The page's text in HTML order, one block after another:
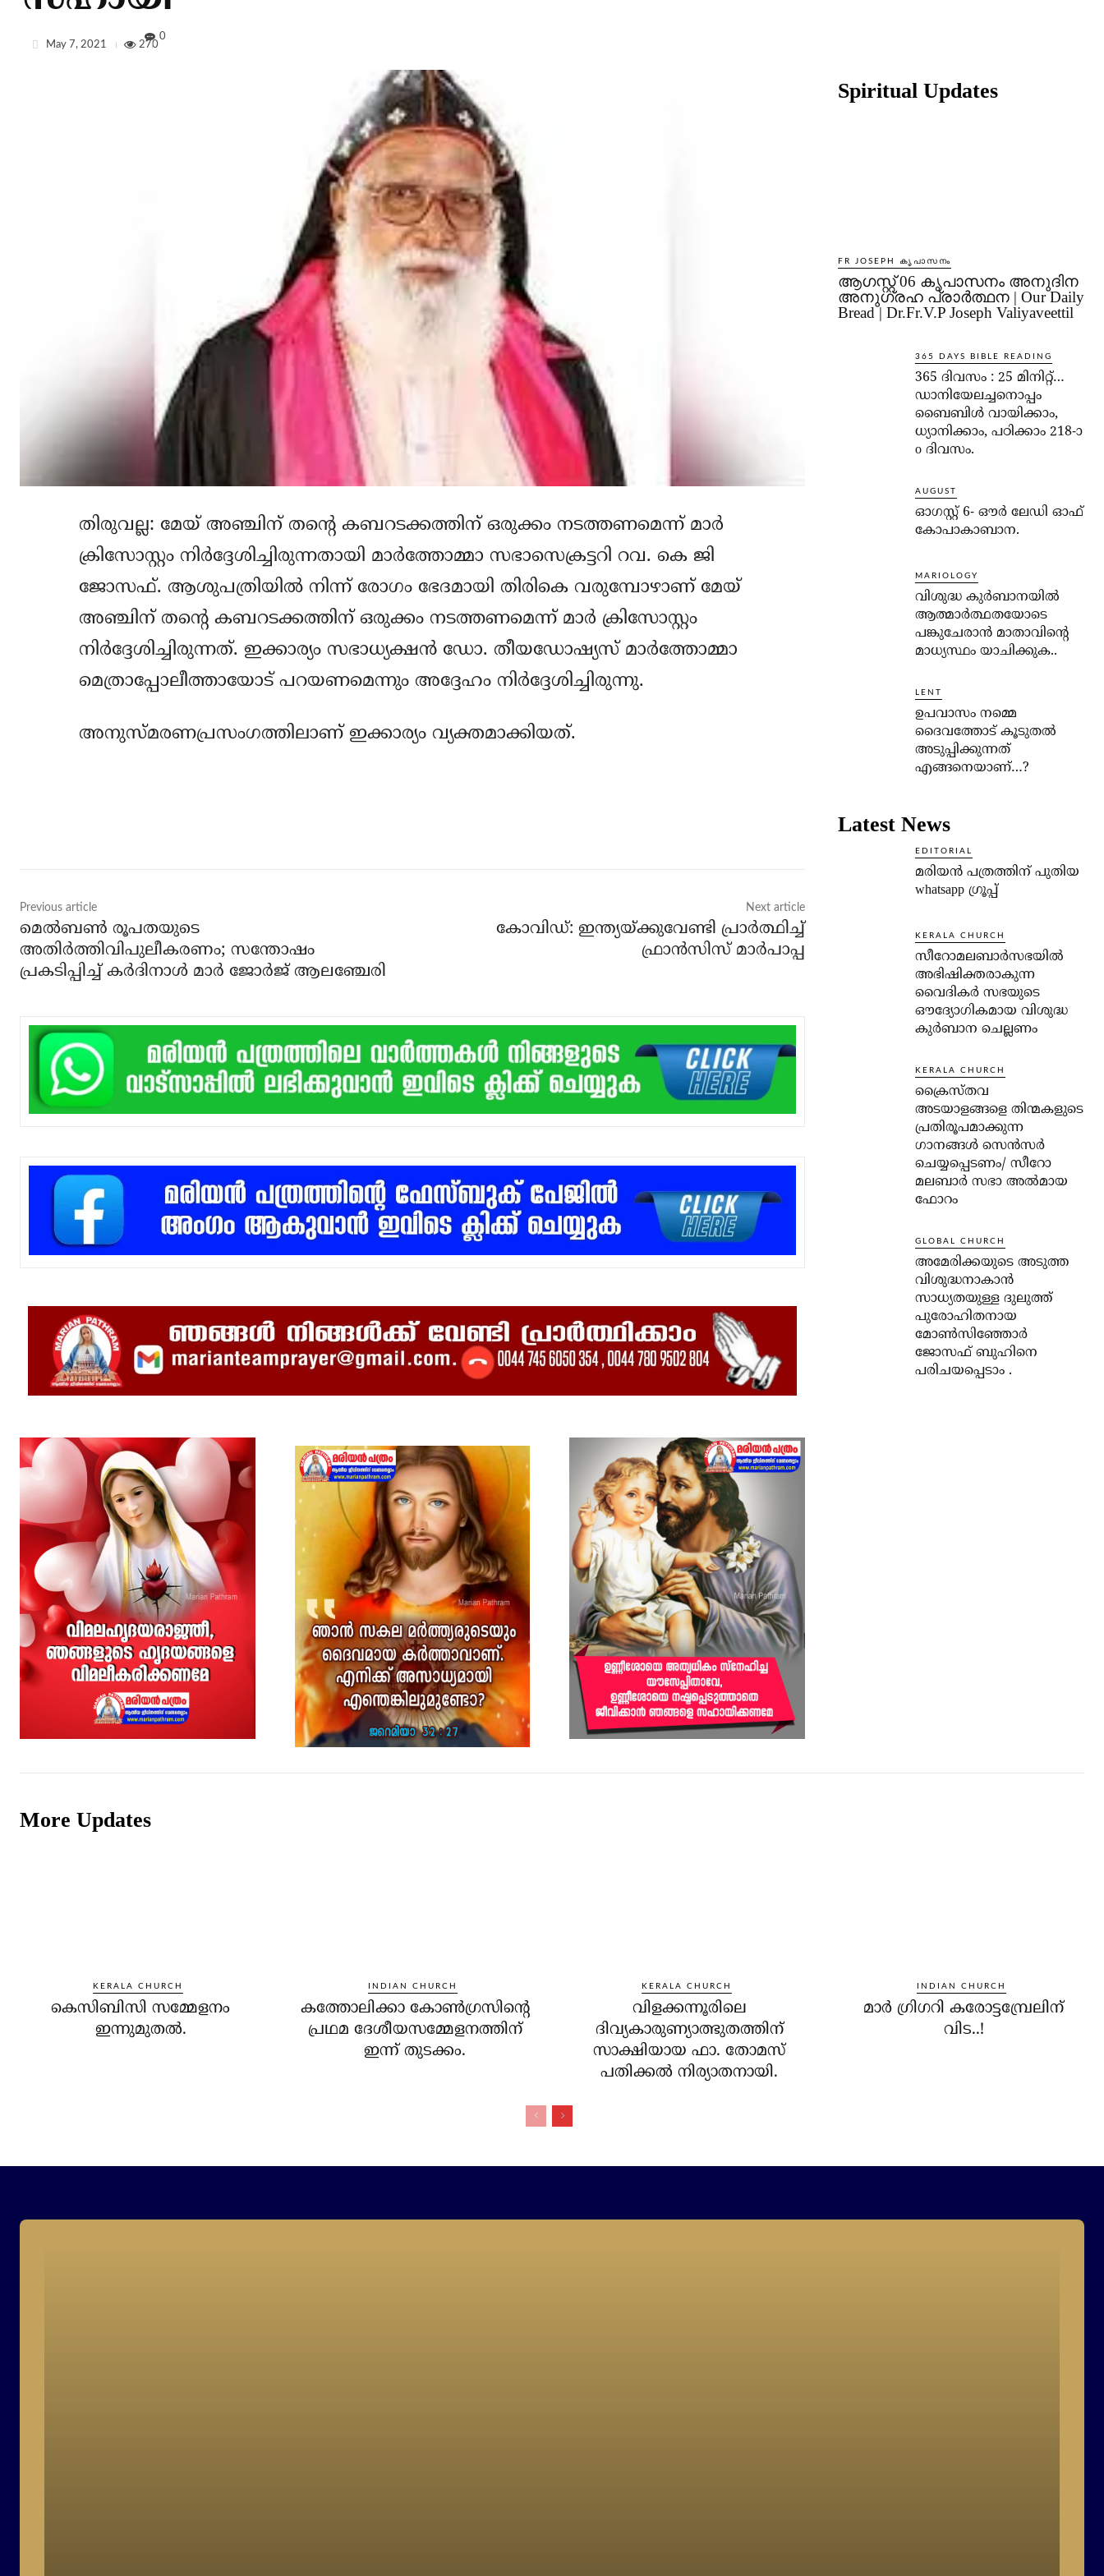
May 7, 2021 270
0
തിരുവല്ല: മേയ് അഞ്ചിന് തന്റെ കബറടക്കത്തിന് ഒരുക്കം നടത്തണമെന്ന് മാര്‍
ക്രിസോസ്റ്റം നിര്‍ദ്ദേശിച്ചിരുന്നതായി മാര്‍ത്തോമ്മാ സഭാസെക്രട്ടറി റവ. കെ ജി
ജോസഫ്. ആശുപത്രിയില്‍ നിന്ന് രോഗം ഭേദമായി തിരികെ വരുമ്പോഴാണ് മേയ്
അഞ്ചിന് തന്റെ കബറടക്കത്തിന് ഒരുക്കം നടത്തണമെന്ന് മാര്‍ ക്രിസോസ്റ്റം
നിര്‍ദ്ദേശിച്ചിരുന്നത്. ഇക്കാര്യം സഭാധ്യക്ഷന്‍ ഡോ. തീയഡോഷ്യസ് മാര്‍ത്തോമ്മാ
മെത്രാപ്പോലീത്തായോട് പറയണമെന്നും അദ്ദേഹം നിര്‍ദ്ദേശിച്ചിരുന്നു.
അനുസ്മരണപ്രസംഗത്തിലാണ് ഇക്കാര്യം വ്യക്തമാക്കിയത്.
Previous article
മെല്‍ബണ്‍ രൂപതയുടെ
അതിര്‍ത്തിവിപുലീകരണം; സന്തോഷം
പ്രകടിപ്പിച്ച് കര്‍ദിനാള്‍ മാര്‍ ജോര്‍ജ് ആലഞ്ചേരി
Next article
കോവിഡ്: ഇന്ത്യയ്ക്കുവേണ്ടി പ്രാര്‍ത്ഥിച്ച്
ഫ്രാന്‍സിസ് മാര്‍പാപ്പ
Spiritual Updates
FR JOSEPH കൃപാസനം
ആഗസ്റ്റ് 06 കൃപാസനം അനുദിന
അനുഗ്രഹ പ്രാർത്ഥന | Our Daily
Bread | Dr.Fr.V.P Joseph Valiyaveettil
365 DAYS BIBLE READING
365 ദിവസം : 25 മിനിറ്റ്…
ഡാനിയേലച്ചനൊപ്പം
ബൈബിൾ വായിക്കാം,
ധ്യാനിക്കാം, പഠിക്കാം 218-ാ
o ദിവസം.
AUGUST
ഓഗസ്റ്റ് 6- ഔര്‍ ലേഡി ഓഫ്
കോപാകാബാന.
MARIOLOGY
വിശുദ്ധ കുര്‍ബാനയില്‍
ആത്മാര്‍ത്ഥതയോടെ
പങ്കുചേരാന്‍ മാതാവിന്റെ
മാധ്യസ്ഥം യാചിക്കുക..
LENT
ഉപവാസം നമ്മെ
ദൈവത്തോട് കൂടുതല്‍
അടുപ്പിക്കുന്നത്
എങ്ങനെയാണ്…?
Latest News
EDITORIAL
മരിയൻ പത്രത്തിന് പുതിയ
whatsapp ഗ്രൂപ്പ്
KERALA CHURCH
സീറോമലബാർസഭയിൽ
അഭിഷിക്തരാകുന്ന
വൈദികർ സഭയുടെ
ഔദ്യോഗികമായ വിശുദ്ധ
കുർബാന ചെല്ലണം
KERALA CHURCH
ക്രൈസ്തവ
അടയാളങ്ങളെ തിന്മകളുടെ
പ്രതിരൂപമാക്കുന്ന
ഗാനങ്ങൾ സെൻസർ
ചെയ്യപ്പെടണം/ സീറോ
മലബാർ സഭാ അൽമായ
ഫോറം
GLOBAL CHURCH
അമേരിക്കയുടെ അടുത്ത
വിശുദ്ധനാകാൻ
സാധ്യതയുള്ള ദുലുത്ത്
പുരോഹിതനായ
മോൺസിഞ്ഞോർ
ജോസഫ് ബുഹിനെ
പരിചയപ്പെടാം .
More Updates
KERALA CHURCH
കെസിബിസി സമ്മേളനം
ഇന്നുമുതല്‍.
INDIAN CHURCH
കത്തോലിക്കാ കോണ്‍ഗ്രസിന്റെ
പ്രഥമ ദേശീയസമ്മേളനത്തിന്
ഇന്ന് തുടക്കം.
KERALA CHURCH
വിളക്കന്നൂരിലെ
ദിവ്യകാരുണ്യാത്ഭുതത്തിന്
സാക്ഷിയായ ഫാ. തോമസ്
പതിക്കല്‍ നിര്യാതനായി.
INDIAN CHURCH
മാര്‍ ഗ്രിഗറി കരോട്ടമ്പ്രേലിന്
വിട..!